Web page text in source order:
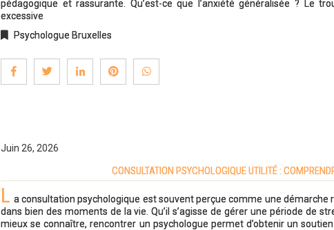
pédagogique et rassurante. Qu’est-ce que l’anxiété généralisée ? Le
excessive
Psychologue Bruxelles
Juin 26, 2026
CONSULTATION PSYCHOLOGIQUE UTILITÉ :
L a consultation psychologique est souvent perçue comme une démarche
dans bien des moments de la vie. Qu’il s’agisse de gérer une période de
mieux se connaître, rencontrer un psychologue permet d’obtenir un